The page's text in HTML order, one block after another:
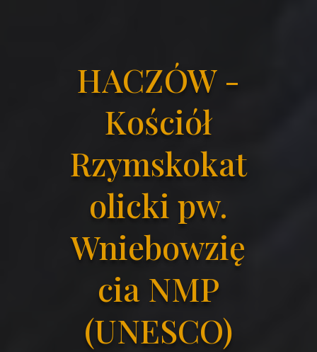
HACZÓW -
Kościół
Rzymskokat
olicki pw.
Wniebowzię
cia NMP
(UNESCO)